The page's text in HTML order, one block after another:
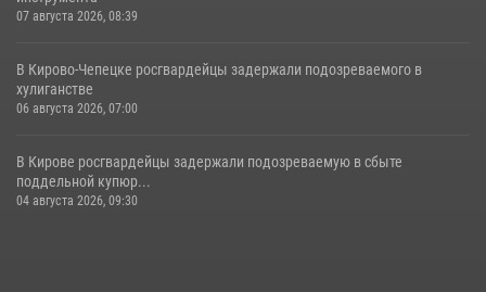
07 августа 2026, 08:39
В Кирово-Чепецке росгвардейцы задержали подозреваемого в
хулиганстве
06 августа 2026, 07:00
В Кирове росгвардейцы задержали подозреваемую в сбыте
поддельной купюр...
04 августа 2026, 09:30